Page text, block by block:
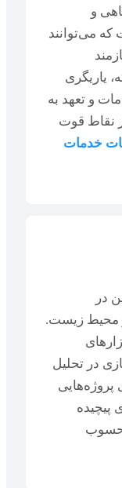
و
می‌توانند
یاریگری
و تعهد به
نقاط قوت
خدمات
در
محیط زیست.
در تحلیل
پروژه‌هایی
پیچیده